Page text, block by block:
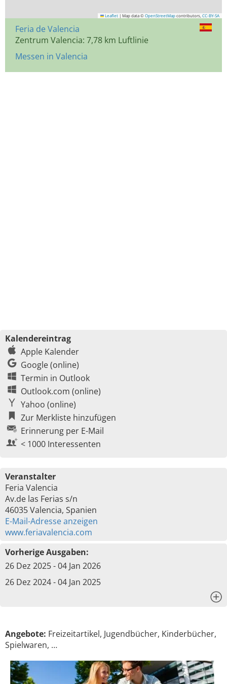
Leaflet | Map data © OpenStreetMap contributors, CC-BY-SA
Feria de Valencia
Zentrum Valencia: 7,78 km Luftlinie
Messen in Valencia
Kalendereintrag
Apple Kalender
Google (online)
Termin in Outlook
Outlook.com (online)
Yahoo (online)
Zur Merkliste hinzufügen
Erinnerung per E-Mail
< 1000 Interessenten
Veranstalter
Feria Valencia
Av.de las Ferias s/n
46035 Valencia, Spanien
E-Mail-Adresse anzeigen
www.feriavalencia.com
Vorherige Ausgaben:
26 Dez 2025 - 04 Jan 2026
26 Dez 2024 - 04 Jan 2025
Angebote: Freizeitartikel, Jugendbücher, Kinderbücher,
Spielwaren, …